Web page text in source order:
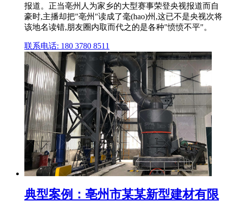
报道。正当亳州人为家乡的大型赛事荣登央视报道而自
豪时,主播却把"亳州"读成了毫(hao)州,这已不是央视次将
该地名读错,朋友圈内取而代之的是各种"愤愤不平"。
联系电话: 180 3780 8511
典型案例：亳州市某某新型建材有限